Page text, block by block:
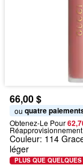
66,00 $
ou quatre
Obtenez-Le Pour
Couleur: 114
léger
PLUS QUE